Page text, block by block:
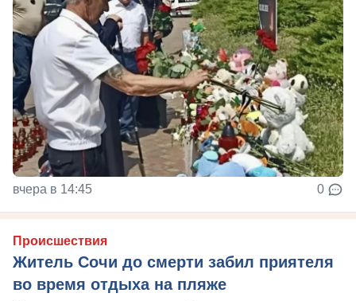
вчера в 14:45 0
Происшествия
Житель Сочи до смерти забил приятеля
во время отдыха на пляже